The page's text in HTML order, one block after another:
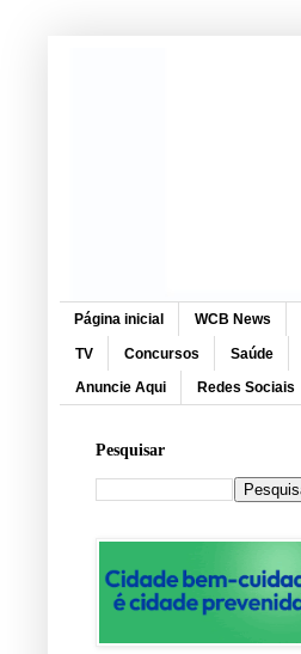
Página inicial WCB News
TV Concursos Saúde
Anuncie Aqui Redes Sociais
Pesquisar